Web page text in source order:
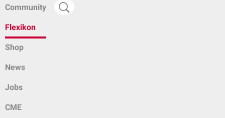
Community
Flexikon
Shop
News
Jobs
CME